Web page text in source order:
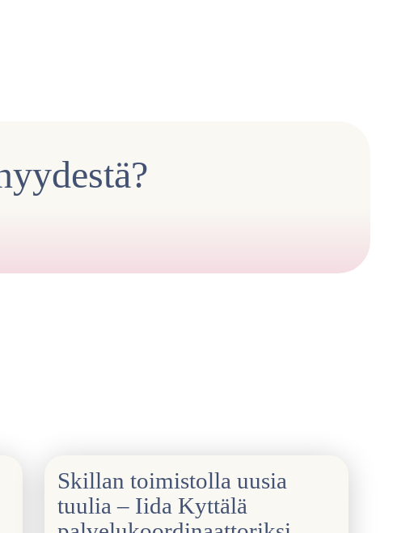
Skillan toimistolla uusia
tuulia – Iida Kyttälä